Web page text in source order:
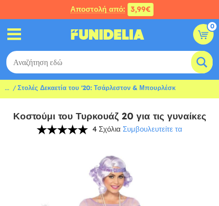
Αποστολή από: 3,99€
0
... Στολές Δεκαετία του '20: Τσάρλεστον & Μπουρλέσκ
Κοστούμι του Τυρκουάζ 20 για τις γυναίκες
4 Σχόλια Συμβουλευτείτε τα